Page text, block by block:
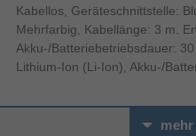
Kabellos, Geräteschnittstelle:
Mehrfarbig, Kabellänge: 3 m.
Akku-/Batteriebetriebsdauer:
Lithium-Ion (Li-Ion), Akku-/